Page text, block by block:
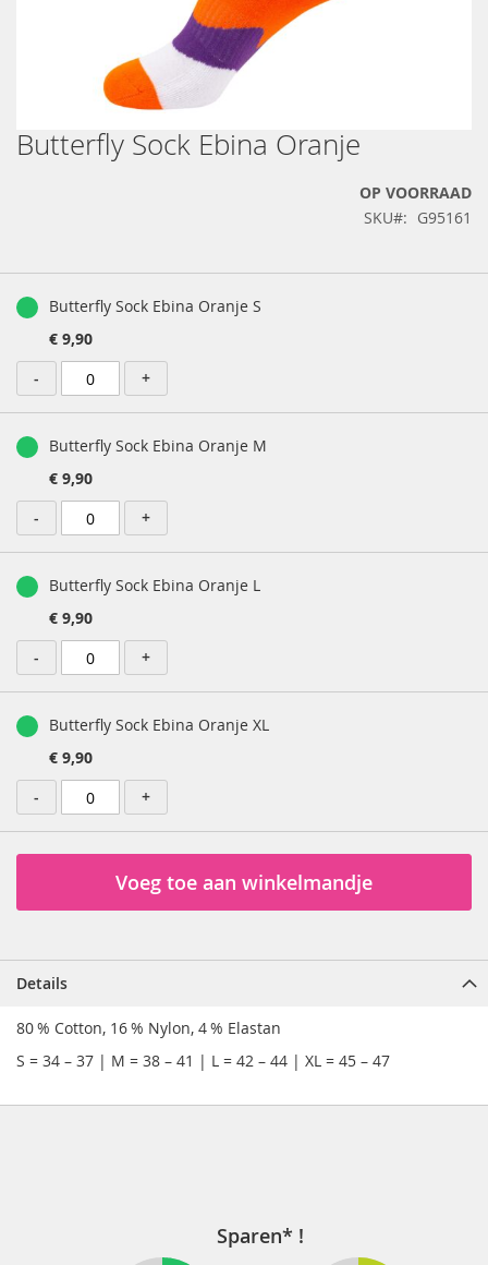
Ga
naar
afbeeldingen-
gallerij
Butterfly Sock Ebina Oranje
OP VOORRAAD
SKU
G95161
productartikelen
Butterfly Sock Ebina Oranje S
€ 9,90
-
+
Butterfly Sock Ebina Oranje M
€ 9,90
-
+
Butterfly Sock Ebina Oranje L
€ 9,90
-
+
Butterfly Sock Ebina Oranje XL
€ 9,90
-
+
Voeg toe aan winkelmandje
Details
80 % Cotton, 16 % Nylon, 4 % Elastan
S = 34 – 37 | M = 38 – 41 | L = 42 – 44 | XL = 45 – 47
Sparen* !